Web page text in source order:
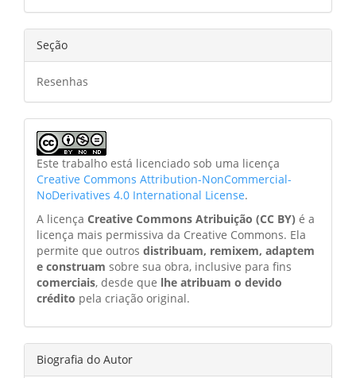
Seção
Resenhas
Este trabalho está licenciado sob uma licença
Creative Commons Attribution-NonCommercial-
NoDerivatives 4.0 International License.
A licença Creative Commons Atribuição (CC BY) é a
licença mais permissiva da Creative Commons. Ela
permite que outros distribuam, remixem, adaptem
e construam sobre sua obra, inclusive para fins
comerciais, desde que lhe atribuam o devido
crédito pela criação original.
Biografia do Autor